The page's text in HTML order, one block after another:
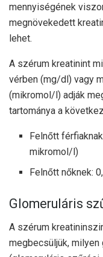
mennyiségének
megnövekedett
lehet.
A szérum kreatinint
vérben (mg/dl) vagy
(mikromol/l) adják
tartománya a
Felnőtt
mikromol/l)
Felnőtt nőknek:
Glomeruláris
A szérum
megbecsüljük,